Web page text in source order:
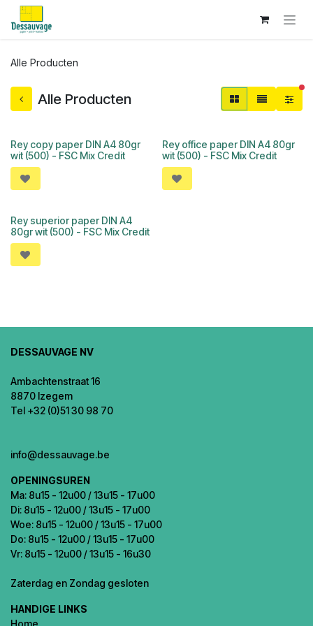
Overslaan naar inhoud
Alle Producten
Alle Producten
Rey copy paper DIN A4 80gr
wit (500) - FSC Mix Credit
Rey office paper DIN A4 80gr
wit (500) - FSC Mix Credit
Rey superior paper DIN A4
80gr wit (500) - FSC Mix Credit
DESSAUVAGE NV
Ambachtenstraat 16
8870 Izegem
Tel +32 (0)51 30 98 70
info@dessauvage.be
OPENINGSUREN
Ma: 8u15 - 12u00 / 13u15 - 17u00
Di: 8u15 - 12u00 / 13u15 - 17u00
Woe: 8u15 - 12u00 / 13u15 - 17u00
Do: 8u15 - 12u00 / 13u15 - 17u00
Vr: 8u15 - 12u00 / 13u15 - 16u30
Zaterdag en Zondag gesloten
HANDIGE LINKS